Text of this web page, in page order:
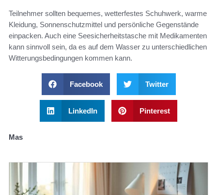
Teilnehmer sollten bequemes, wetterfestes Schuhwerk, warme
Kleidung, Sonnenschutzmittel und persönliche Gegenstände
einpacken. Auch eine Seesicherheitstasche mit Medikamenten
kann sinnvoll sein, da es auf dem Wasser zu unterschiedlichen
Witterungsbedingungen kommen kann.
Facebook Twitter
LinkedIn Pinterest
Mas